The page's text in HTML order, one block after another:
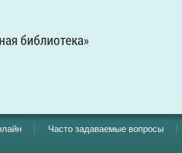
библиотека»
Часто задаваемые вопросы